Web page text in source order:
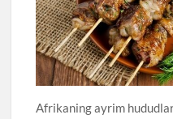
Afrikaning ayrim